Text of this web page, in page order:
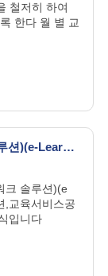
철저히 하여
한다 월 별 교
사업계획서 (가상교육/네트워크 솔루션)(e-Learning Solution,온라인교육토탈솔루션,교육서비스공급,네트워크/시스템통합)
크 솔루션)(e
,교육서비스공
입니다